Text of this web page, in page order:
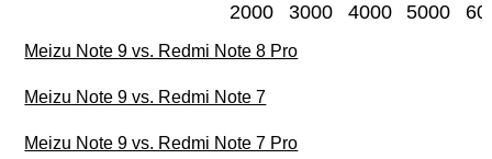
2000 3000 4000 5000
Meizu Note 9 vs. Redmi Note 8 Pro
Meizu Note 9 vs. Redmi Note 7
Meizu Note 9 vs. Redmi Note 7 Pro